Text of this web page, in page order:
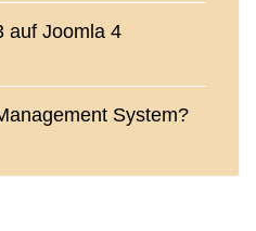
auf Joomla 4
System?